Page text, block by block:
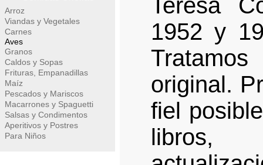
Arroz
Viandas y Vegetales
Carnes
Aves
Granos
Caldos y Sopas
Frituras, Empanadillas
Maíz
Pescados y Mariscos
Macarrones y Spaguetti
Salsas y Condimentos
Aperitivos y Postres
Para Niños
Teresa
1952 y
original.
fiel
libros,